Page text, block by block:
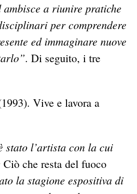
ambisce a riunire pratiche
per comprendere
ed immaginare nuove
. Di seguito, i tre
Vive e lavora a
stato l’artista con la cui
Ciò che resta del fuoco
la stagione espositiva di